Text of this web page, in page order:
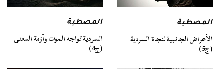
المصطبة
الأعراض الجانبية لنجاة السردية
(ج5)
المصطبة
السردية تواجه الموت وأزمة المعنى
(ج4)